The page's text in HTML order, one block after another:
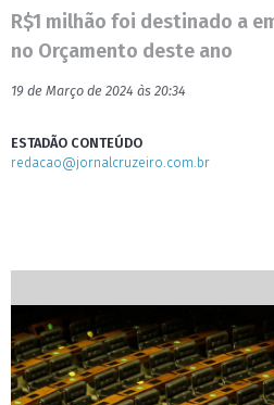
R$1 milhão foi destinado a
no Orçamento deste ano
19 de Março de 2024 às 20:34
ESTADÃO CONTEÚDO
redacao@jornalcruzeiro.com.br